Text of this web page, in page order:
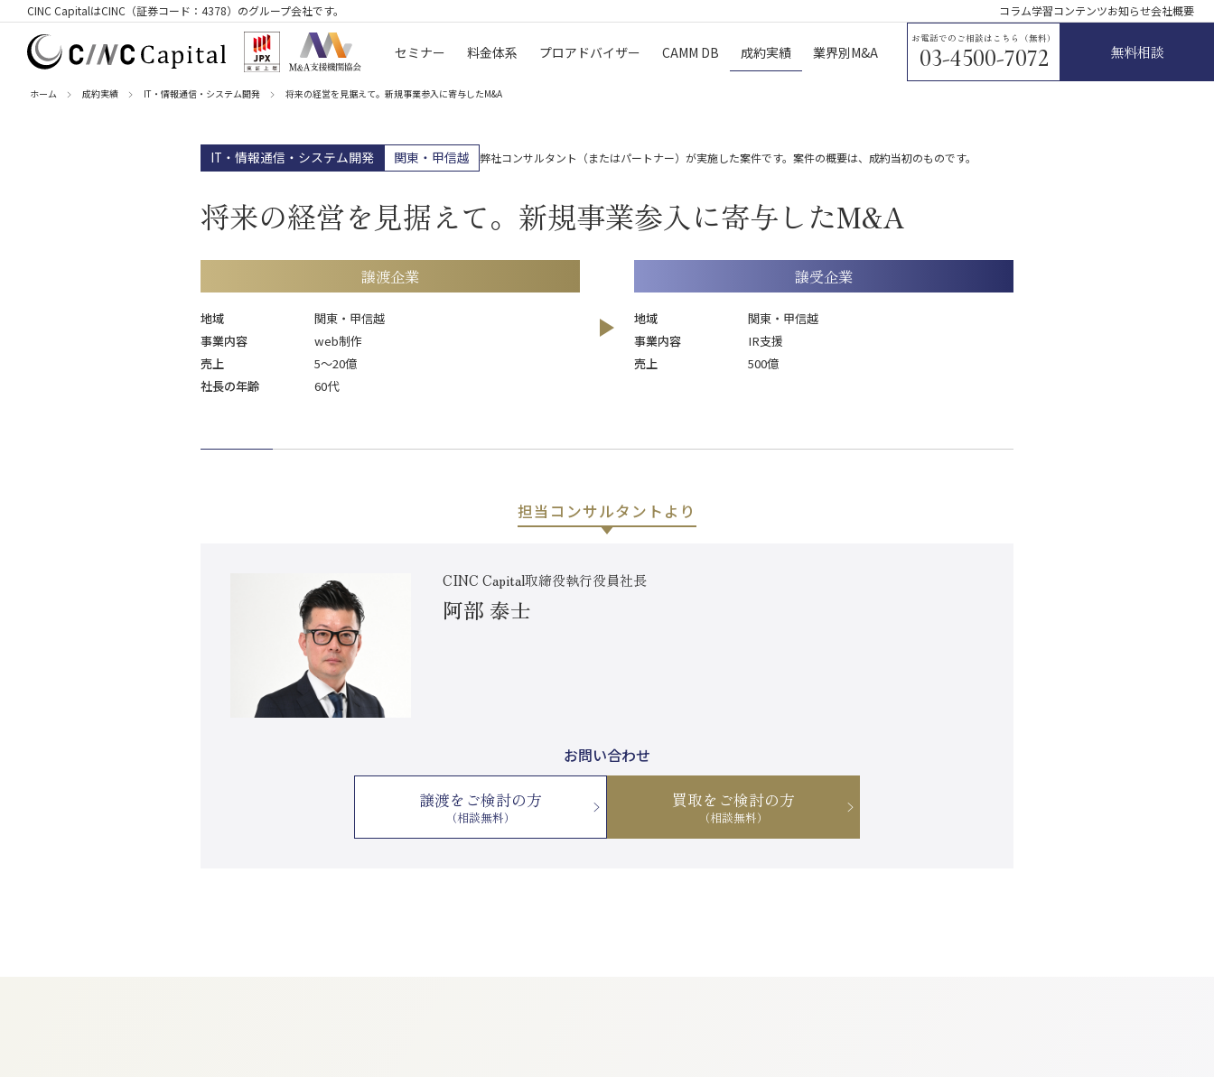
CINC CapitalはCINC（証券コード：4378）のグループ会社です。 コラム学習コンテンツお知らせ会社概要
セミナー 料金体系 プロアドバイザー CAMM DB 成約実績 業界別M&A
お電話でのご相談はこちら（無料）
03-4500-7072 無料相談
ホーム 成約実績 IT・情報通信・システム開発 将来の経営を見据えて。新規事業参入に寄与したM&A
IT・情報通信・システム開発 関東・甲信越 弊社コンサルタント（またはパートナー）が実施した案件です。案件の概要は、成約当初のものです。
将来の経営を見据えて。新規事業参入に寄与したM&A
譲渡企業
地域
関東・甲信越
事業内容
web制作
売上
5〜20億
社長の年齢
60代
譲受企業
地域
関東・甲信越
事業内容
IR支援
売上
500億
担当コンサルタントより
CINC Capital取締役執行役員社長
阿部 泰士
お問い合わせ
譲渡をご検討の方
（相談無料）
買取をご検討の方
（相談無料）